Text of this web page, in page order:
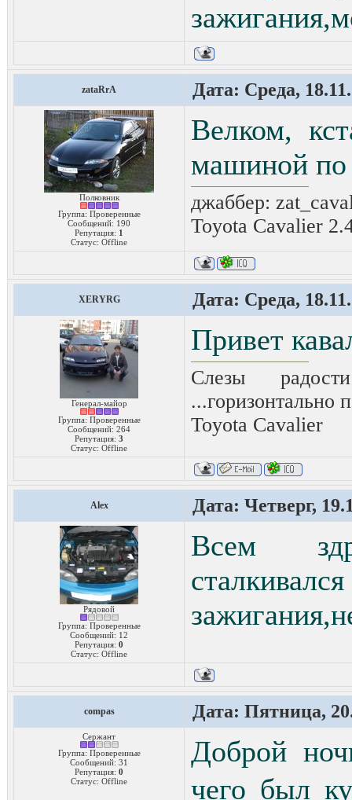
zataRrA Дата: Среда,
Полковник
Группа: Проверенные
Сообщений: 190
Репутация: 1
Статус: Offline
Велком,
машиной по
джаббер:
Toyota Cavalier
XERYRG Дата: Среда,
Генерал-майор
Группа: Проверенные
Сообщений: 264
Репутация: 3
Статус: Offline
Привет
Слезы
...горизонтально
Toyota Сavalier
Alex Дата: Четверг,
Рядовой
Группа: Проверенные
Сообщений: 12
Репутация: 0
Статус: Offline
Всем
compas Дата: Пятница,
Сержант
Группа: Проверенные
Сообщений: 31
Репутация: 0
Статус: Offline
Доброй
чего был